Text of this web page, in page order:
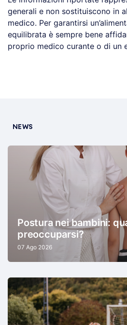
generali e non sostituiscono in
medico. Per garantirsi
equilibrata è sempre bene
proprio medico curante o di un
NEWS
Postura nei bambini:
preoccuparsi?
07 Ago 2026